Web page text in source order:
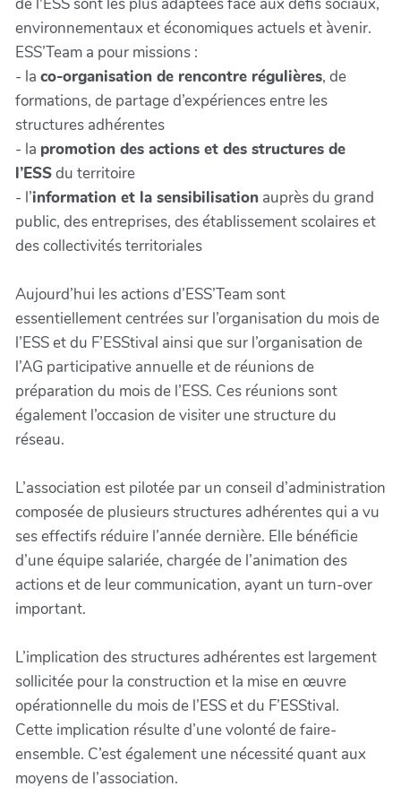
de l'ESS sont les plus adaptées face aux défis sociaux,
environnementaux et économiques actuels et àvenir.
ESS’Team a pour missions :
- la co-organisation de rencontre régulières, de
formations, de partage d’expériences entre les
structures adhérentes
- la promotion des actions et des structures de
l’ESSdu territoire
- l’information et la sensibilisation auprès du grand
public, des entreprises, des établissement scolaires et
des collectivités territoriales
Aujourd’hui les actions d’ESS’Team sont
essentiellement centrées sur l’organisation du mois de
l’ESS et du F’ESStival ainsi que sur l’organisation de
l’AG participative annuelle et de réunions de
préparation du mois de l’ESS. Ces réunions sont
également l’occasion de visiter une structure du
réseau.
L’association est pilotée par un conseil d’administration
composée de plusieurs structures adhérentes qui a vu
ses effectifs réduire l’année dernière. Elle bénéficie
d’une équipe salariée, chargée de l’animation des
actions et de leur communication, ayant un turn-over
important.
L’implication des structures adhérentes est largement
sollicitée pour la construction et la mise en œuvre
opérationnelle du mois de l’ESS et du F’ESStival.
Cette implication résulte d’une volonté de faire-
ensemble. C’est également une nécessité quant aux
moyens de l’association.